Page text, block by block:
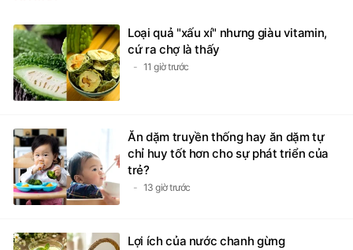
Loại quả "xấu xí" nhưng giàu vitamin,
cứ ra chợ là thấy
11 giờ trước
Ăn dặm truyền thống hay ăn dặm tự
chỉ huy tốt hơn cho sự phát triển của
trẻ?
13 giờ trước
Lợi ích của nước chanh gừng